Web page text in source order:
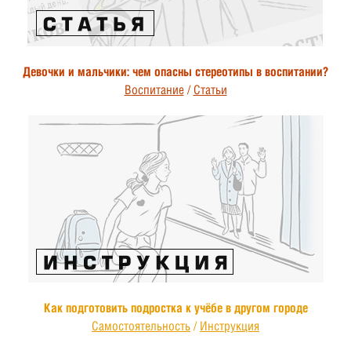
Девочки и мальчики: чем опасны стереотипы в воспитании?
Воспитание/Статьи
Как подготовить подростка к учёбе в другом городе
Самостоятельность / Инструкция